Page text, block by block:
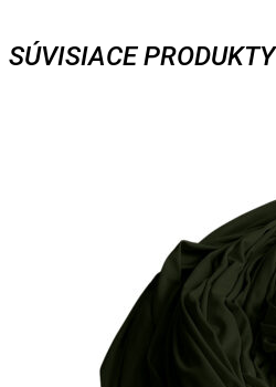
SÚVISIACE PRODUKTY